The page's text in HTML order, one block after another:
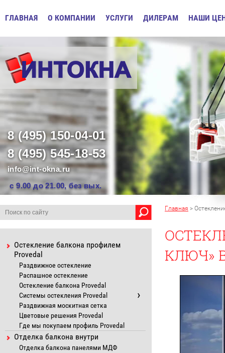
ГЛАВНАЯ О КОМПАНИИ УСЛУГИ ДИЛЕРАМ НАШИ
8 (495) 150-04-01
8 (495) 545-18-53
info@int-okna.ru
с 9.00 до 21.00, без вых.
Главная >
КЛЮЧ»
Остекление балкона профилем
Provedal
Раздвижное остекление
Распашное остекление
Остекление балкона Provedal
Системы остекления Provedal
Раздвижная москитная сетка
Цветовые решения Provedal
Где мы покупаем профиль Provedal
Отделка балкона внутри
Отделка балкона панелями МДФ